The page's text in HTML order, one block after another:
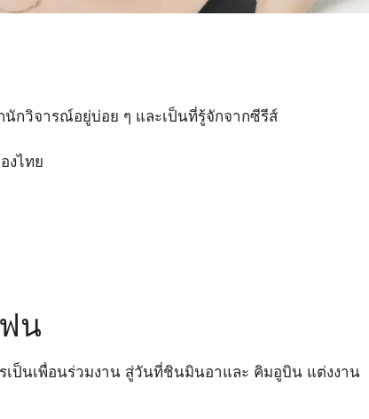
กวิจารณ์อยู่บ่อย ๆ และเป็นที่รู้จักจากซีรีส์
งไทย
น
เป็นเพื่อนร่วมงาน สู่วันที่ชินมินอาและ คิมอูบิน แต่งงาน